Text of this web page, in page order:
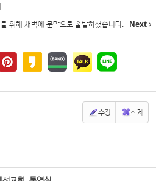
위해 새벽에 문막으로 출발하셨습니다. Next
수정 삭제